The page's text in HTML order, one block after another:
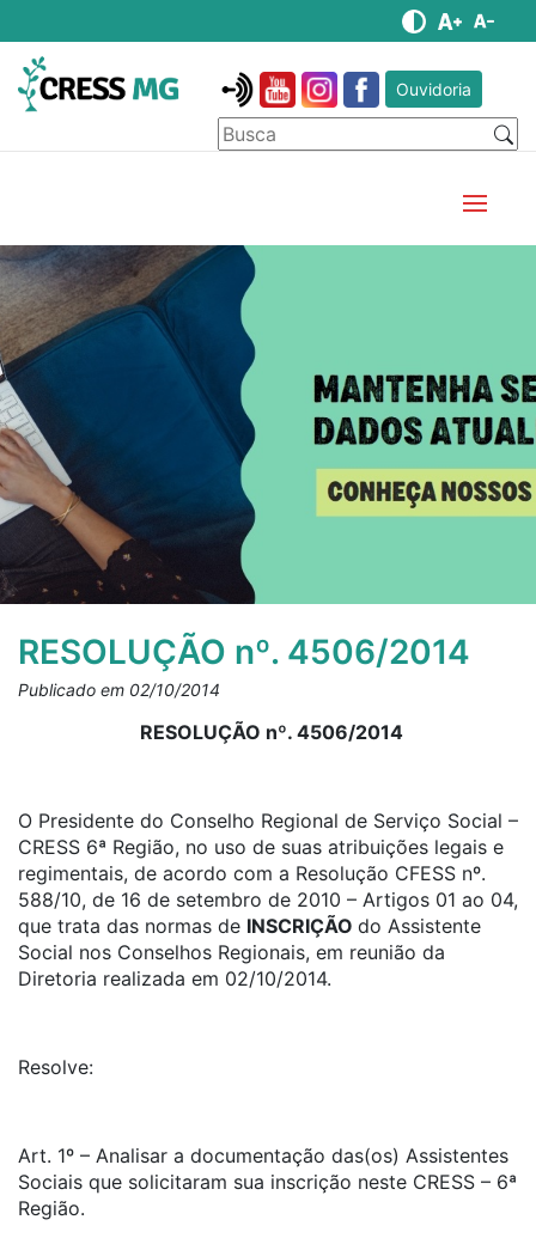
Ouvidoria
RESOLUÇÃO nº. 4506/2014
Publicado em 02/10/2014
RESOLUÇÃO nº. 4506/2014
O Presidente do Conselho Regional de Serviço Social –
CRESS 6ª Região, no uso de suas atribuições legais e
regimentais, de acordo com a Resolução CFESS nº.
588/10, de 16 de setembro de 2010 – Artigos 01 ao 04,
que trata das normas de INSCRIÇÃO do Assistente
Social nos Conselhos Regionais, em reunião da
Diretoria realizada em 02/10/2014.
Resolve:
Art. 1º – Analisar a documentação das(os) Assistentes
Sociais que solicitaram sua inscrição neste CRESS – 6ª
Região.